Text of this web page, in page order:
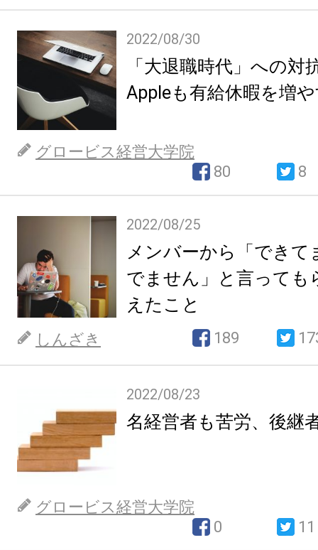
2022/08/30
「大退職時代」への対
Appleも有給休暇を増
グロービス経営大学院
80
8
2022/08/25
メンバーから「できて
でません」と言っても
えたこと
しんざき 189
2022/08/23
名経営者も苦労、後継
グロービス経営大学院
0
11